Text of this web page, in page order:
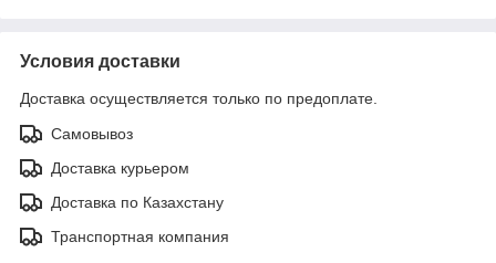
Условия доставки
Доставка осуществляется только по предоплате.
Самовывоз
Доставка курьером
Доставка по Казахстану
Транспортная компания